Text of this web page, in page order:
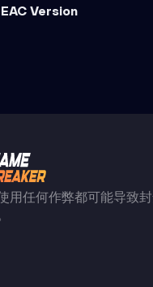
Version外挂
用任何作弊都可能导致